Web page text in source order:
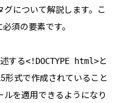
について解説します。こ
須の要素です。
する<!DOCTYPE html>と
形式で作成されていること
を適用できるようになり